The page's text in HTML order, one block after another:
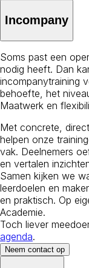
Incompany
Soms past een
nodig heeft. Dan
incompanytraining
behoefte, het
Maatwerk en
Met concrete,
helpen onze
vak. Deelnemers
en vertalen
Samen kijken we
leerdoelen en
en praktisch. Op
Academie.
Toch liever
agenda.
Neem contact op